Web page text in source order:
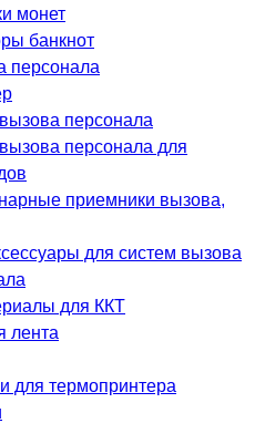
монет
банкнот
персонала
персонала
персонала для
приемники вызова,
для систем вызова
для ККТ
лента
для термопринтера